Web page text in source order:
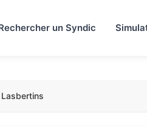
un Syndic
Lasbertins